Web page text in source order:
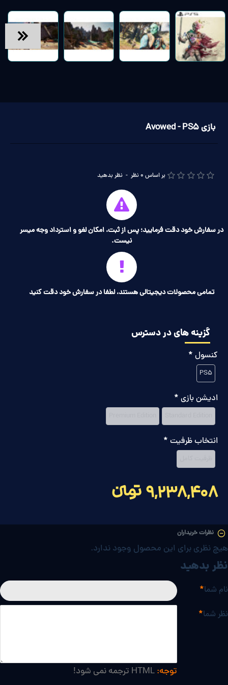
بازی Avowed - PS5
بر اساس 0 نظر - نظر بدهید
9,238,408 تومانءءء
گزینه های در دسترس
کنسول
PS5
ادیشن بازی
انتخاب ظرفیت
در سفارش خود دقت فرمایید؛ پس از ثبت، امکان لغو و استرداد وجه میسر
نیست.
تمامی محصولات دیجیتالی هستند، لطفا در سفارش خود دقت کنید
نظرات خریداران
هیچ نظری برای این محصول وجود ندارد.
نظر بدهید
نام شما
نظر شما
توجه: